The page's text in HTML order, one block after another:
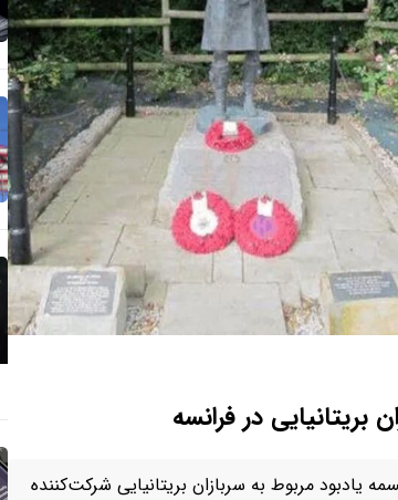
در فرانسه
یادبود مربوط به سربازان بریتانیایی شرکت‌کننده